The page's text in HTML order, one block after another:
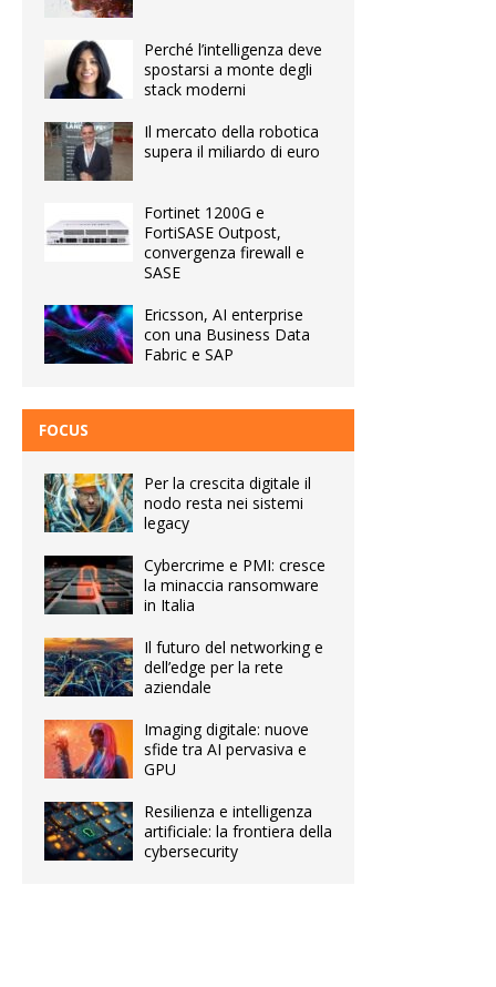
Perché l’intelligenza deve
spostarsi a monte degli
stack moderni
Il mercato della robotica
supera il miliardo di euro
Fortinet 1200G e
FortiSASE Outpost,
convergenza firewall e
SASE
Ericsson, AI enterprise
con una Business Data
Fabric e SAP
FOCUS
Per la crescita digitale il
nodo resta nei sistemi
legacy
Cybercrime e PMI: cresce
la minaccia ransomware
in Italia
Il futuro del networking e
dell’edge per la rete
aziendale
Imaging digitale: nuove
sfide tra AI pervasiva e
GPU
Resilienza e intelligenza
artificiale: la frontiera della
cybersecurity